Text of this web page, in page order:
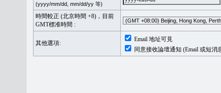
(yyyy/mm/dd, mm/dd/yy 等)
時間較正 (北京時間 +8)，目前
GMT標准時間 :
其他選項:
Email 地址可見
同意接收論壇通知 (Email 或短消